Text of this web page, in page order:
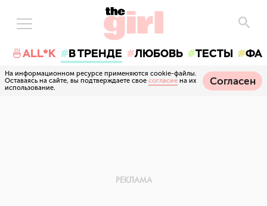
🍜ALL*K В ТРЕНДЕ ЛЮБОВЬ ТЕСТЫ
На информационном ресурсе применяются cookie-файлы.
Оставаясь на сайте, вы подтверждаете свое согласие на их
использование.
Согласен